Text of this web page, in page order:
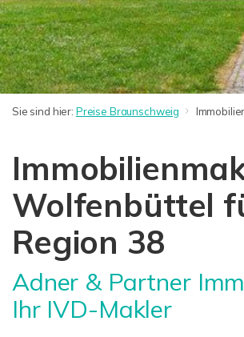
Sie sind hier: Preise Braunschweig
Wolfenbüttel
Region 38
Adner & Partner
Ihr IVD-Makler